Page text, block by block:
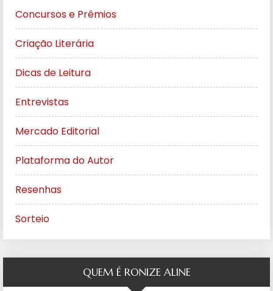
Concursos e Prêmios
Criação Literária
Dicas de Leitura
Entrevistas
Mercado Editorial
Plataforma do Autor
Resenhas
Sorteio
QUEM É RONIZE ALINE